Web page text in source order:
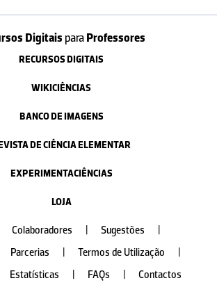
Digitais paraProfessores
RECURSOS DIGITAIS
WIKICIÊNCIAS
BANCO DE IMAGENS
DE CIÊNCIA ELEMENTAR
EXPERIMENTACIÊNCIAS
LOJA
Colaboradores Sugestões
Parcerias Termos de Utilização
Estatísticas FAQs Contactos